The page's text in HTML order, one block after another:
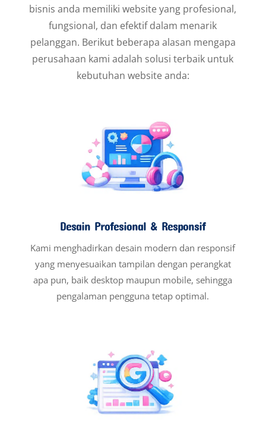
bisnis anda memiliki website yang profesional,
fungsional, dan efektif dalam menarik
pelanggan. Berikut beberapa alasan mengapa
perusahaan kami adalah solusi terbaik untuk
kebutuhan website anda:
Desain Profesional & Responsif
Kami menghadirkan desain modern dan responsif
yang menyesuaikan tampilan dengan perangkat
apa pun, baik desktop maupun mobile, sehingga
pengalaman pengguna tetap optimal.